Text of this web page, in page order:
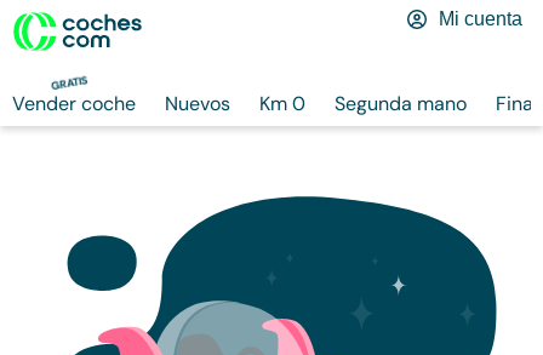
GRATIS
Vender coche Nuevos Km 0 Segunda mano
Mi cuenta